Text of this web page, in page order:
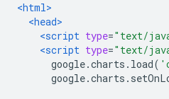
<html>
<head>
<script type="text/
<script type="text/
google.charts . load(
google.charts .